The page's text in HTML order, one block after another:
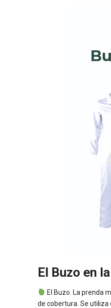
El Buzo en
El Buzo. La prenda
de cobertura. Se